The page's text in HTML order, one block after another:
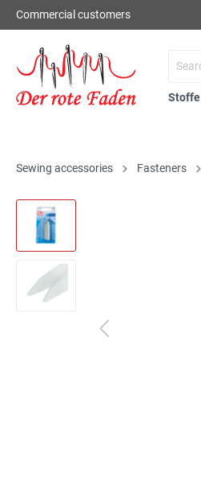
Commercial customers
Stoffe
Sewing accessories Fasteners